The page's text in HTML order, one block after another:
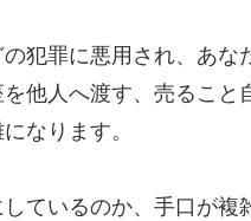
犯罪に悪用され、あな
他人へ渡す、売ること
なります。
ているのか、手口が複